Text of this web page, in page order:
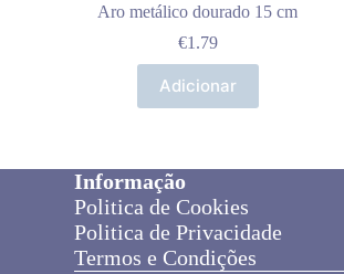
Aro metálico dourado 15 cm
€1.79
Adicionar
Informação
Politica de Cookies
Politica de Privacidade
Termos e Condições